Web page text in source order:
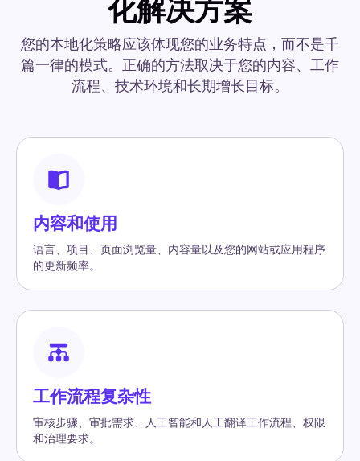
化解决方案
您的本地化策略应该体现您的业务特点，而不是千
篇一律的模式。正确的方法取决于您的内容、工作
流程、技术环境和长期增长目标。
内容和使用
语言、项目、页面浏览量、内容量以及您的网站或应用程序
的更新频率。
工作流程复杂性
审核步骤、审批需求、人工智能和人工翻译工作流程、权限
和治理要求。